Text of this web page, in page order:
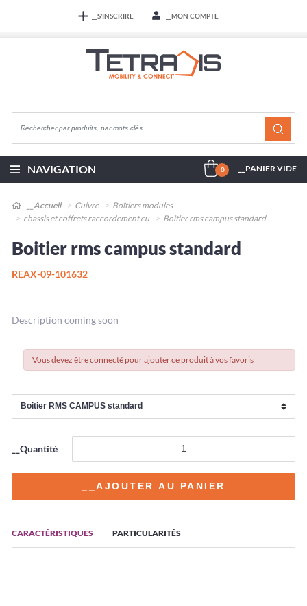
__S'INSCRIRE __MON COMPTE
NAVIGATION 0 __PANIER VIDE
__Accueil Cuivre
Boîtiers modules
chassis et coffrets raccordement cu
Boitier rms campus standard
CARACTÉRISTIQUES PARTICULARITÉS
Boitier rms campus standard
REAX-09-101632
Description coming soon
Vous devez être connecté pour ajouter ce produit à vos favoris
__Quantité